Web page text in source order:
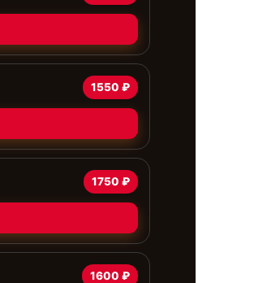
1550 ₽
1750 ₽
1600 ₽